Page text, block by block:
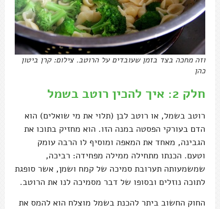
וזה מחכה בצד בזמן שעובדים על הרוטב. צילום: קרן ביטון
כהן
חלק 2: איך להכין רוטב בשמל
רוטב בשמל, או רוטב לבן (תלוי את מי שואלים) הוא
הדם בעורקי הפסטה במנה הזו. הוא מחזיק בתוכו את
הגבינה, מאחד את המאפה ומוסיף לו הרבה עומק
וטעם. הכנתו מתחילה ממילה מפחידה: רביכה,
שמשמעותה תערובת סמיכה של קמח ושמן, אשר סופגת
לתוכה נוזלים ובסופו של דבר מסמיכה לנו את הרוטב.
החוק החשוב ביתר להכנת בשמל מוצלח הוא להמס את